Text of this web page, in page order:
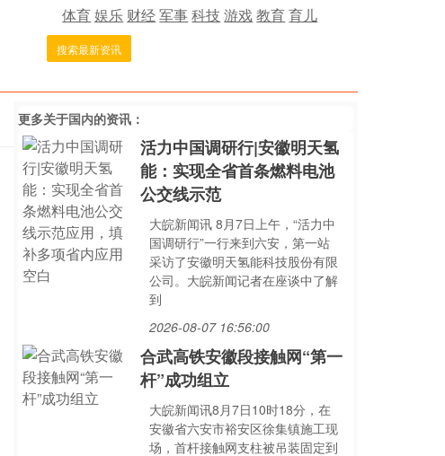
体育娱乐 财经军事科技游戏教育育儿
搜索最新资讯
更多关于国内的资讯：
活力中国调研行|安徽明天氢
能：实现全省首条燃料电池
公交线示范
大皖新闻讯 8月7日上午，“活力中
国调研行”一行来到六安，第一站
采访了安徽明天氢能科技股份有限
公司。大皖新闻记者在座谈中了解
到
2026-08-07 16:56:00
合武高铁安徽段接触网“第一
杆”成功组立
大皖新闻讯8月7日10时18分，在
安徽省六安市裕安区徐集镇施工现
场，首杆接触网支柱被吊装固定到